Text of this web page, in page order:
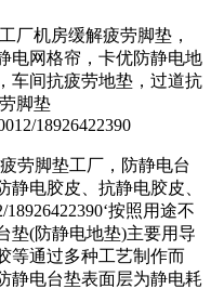
厂机房缓解疲劳脚垫，
电网格帘，卡优防静电地
车间抗疲劳地垫，过道抗
脚垫
18926422390
劳脚垫工厂，防静电台
电胶皮、抗静电胶皮、
按照用途不
垫(防静电地垫)主要用导
等通过多种工艺制作而
静电台垫表面层为静电耗